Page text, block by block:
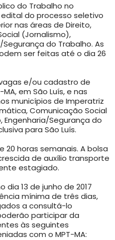
do Trabalho no
do processo seletivo
nas áreas de Direito,
(Jornalismo),
do Trabalho. As
ser feitas até o dia 26
e/ou cadastro de
em São Luís, e nas
municípios de Imperatriz
Comunicação Social
Engenharia/Segurança do
para São Luís.
20 horas semanais. A bolsa
de auxílio transporte
estagiado.
dia 13 de junho de 2017
mínima de três dias,
a consultá-lo
participar da
às seguintes
com o MPT-MA: